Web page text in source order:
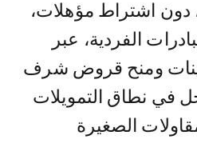
دون اشتراط مؤهلات،
الفردية، عبر
ومنح قروض شرف
في نطاق التمويلات
الصغيرة